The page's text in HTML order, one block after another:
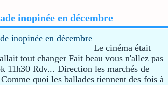
inopinée en décembre
Le cinéma était
tout changer Fait beau vous n'allez pas
11h30 Rdv... Direction les marchés de
quoi les ballades tiennent des fois à